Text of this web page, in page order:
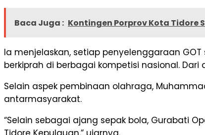
Baca Juga : Kontingen Porprov Kota Tidore
Ia menjelaskan, setiap penyelenggaraan
berkiprah di berbagai kompetisi nasional.
Selain aspek pembinaan olahraga,
antarmasyarakat.
“Selain sebagai ajang sepak bola, Gurabati